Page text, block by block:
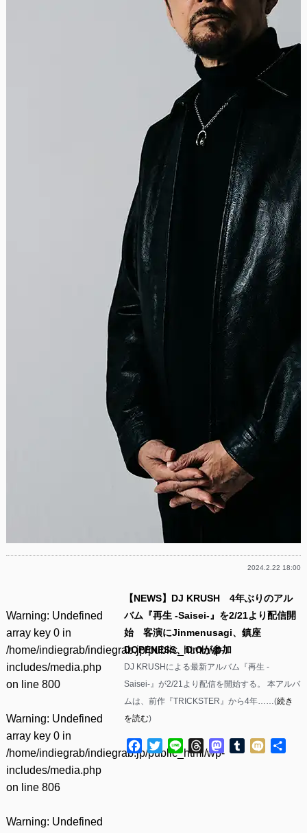
2024.2.22 18:00
Warning: Undefined
array key 0 in
/home/indiegrab/indiegrab.jp/public_html/wp-
includes/media.php
on line 800
Warning: Undefined
array key 0 in
/home/indiegrab/indiegrab.jp/public_html/wp-
includes/media.php
on line 806
Warning: Undefined
【NEWS】DJ KRUSH 4年ぶりのアル
バム『再生 -Saisei-』を2/21より配信開
始 客演にJinmenusagi、鎮座
DOPENESS、D.Oが参加
DJ KRUSHによる最新アルバム『再生 -
Saisei-』が2/21より配信を開始する。 本アルバ
ムは、前作『TRICKSTER』から4年……(続き
を読む)
Facebook
TwitterLine ThreadsMastodon
Tumblr
Mixi